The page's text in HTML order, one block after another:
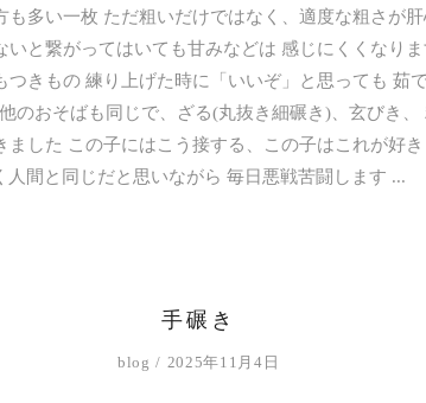
も多い一枚 ただ粗いだけではなく、適度な粗さが
いと繋がってはいても甘みなどは 感じにくくなり
つきもの 練り上げた時に「いいぞ」と思っても 茹
のおそばも同じで、ざる(丸抜き細碾き)、玄びき
ました この子にはこう接する、この子はこれが好
人間と同じだと思いながら 毎日悪戦苦闘します
手碾き
blog 2025年11月4日